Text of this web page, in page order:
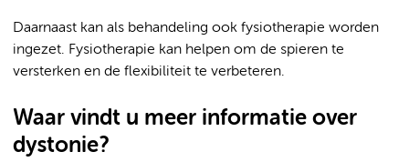
Daarnaast kan als behandeling ook fysiotherapie worden
ingezet. Fysiotherapie kan helpen om de spieren te
versterken en de flexibiliteit te verbeteren.
Waar vindt u meer informatie over
dystonie?